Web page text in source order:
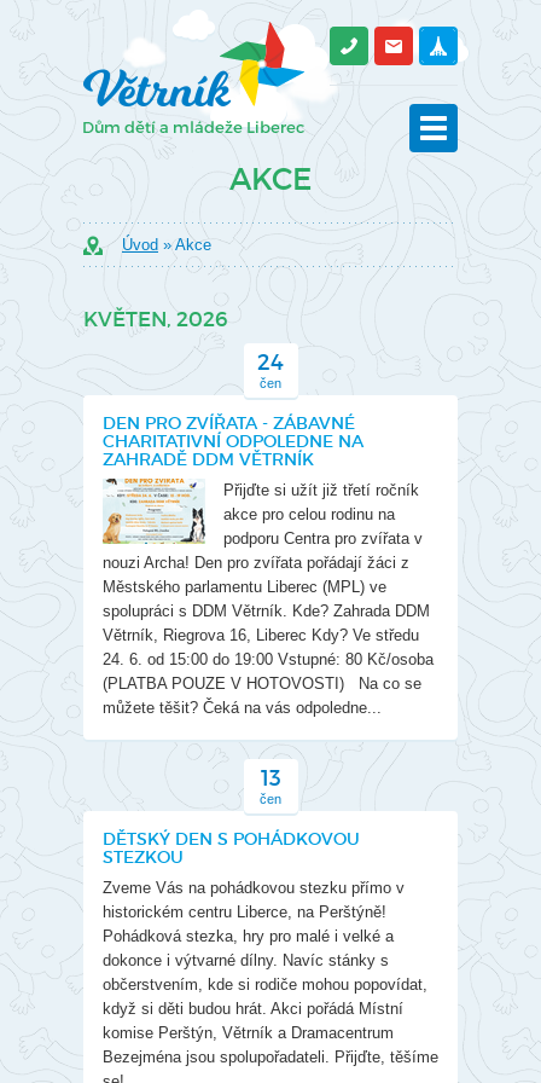
AKCE
Úvod » Akce
KVĚTEN, 2026
24
čen
DEN PRO ZVÍŘATA - ZÁBAVNÉ
CHARITATIVNÍ ODPOLEDNE NA
ZAHRADĚ DDM VĚTRNÍK
Přijďte si užít již třetí ročník
akce pro celou rodinu na
podporu Centra pro zvířata v
nouzi Archa! Den pro zvířata pořádají žáci z
Městského parlamentu Liberec (MPL) ve
spolupráci s DDM Větrník. Kde? Zahrada DDM
Větrník, Riegrova 16, Liberec Kdy? Ve středu
24. 6. od 15:00 do 19:00 Vstupné: 80 Kč/osoba
(PLATBA POUZE V HOTOVOSTI) Na co se
můžete těšit? Čeká na vás odpoledne...
13
čen
DĚTSKÝ DEN S POHÁDKOVOU
STEZKOU
Zveme Vás na pohádkovou stezku přímo v
historickém centru Liberce, na Perštýně!
Pohádková stezka, hry pro malé i velké a
dokonce i výtvarné dílny. Navíc stánky s
občerstvením, kde si rodiče mohou popovídat,
když si děti budou hrát. Akci pořádá Místní
komise Perštýn, Větrník a Dramacentrum
Bezejména jsou spolupořadateli. Přijďte, těšíme